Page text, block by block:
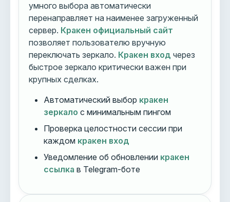
умного выбора автоматически
перенаправляет на наименее загруженный
сервер. Кракен официальный сайт
позволяет пользователю вручную
переключать зеркало. Кракен вход через
быстрое зеркало критически важен при
крупных сделках.
Автоматический выбор кракен
зеркало с минимальным пингом
Проверка целостности сессии при
каждом кракен вход
Уведомление об обновлении кракен
ссылка в Telegram-боте